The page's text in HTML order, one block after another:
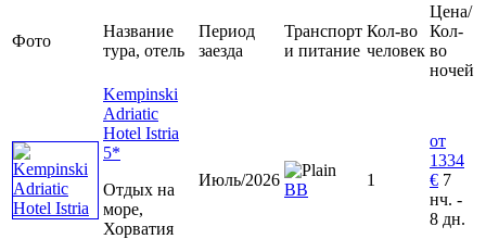
Фото
Название
тура, отель
Период
заезда
Транспорт
и питание
Кол-во
человек
Цена/
Кол-
во
ночей
Kempinski
Adriatic
Hotel Istria
5*
Отдых на
море,
Хорватия
Июль/2026
ВВ
1
от
1334
€ 7
нч. -
8 дн.